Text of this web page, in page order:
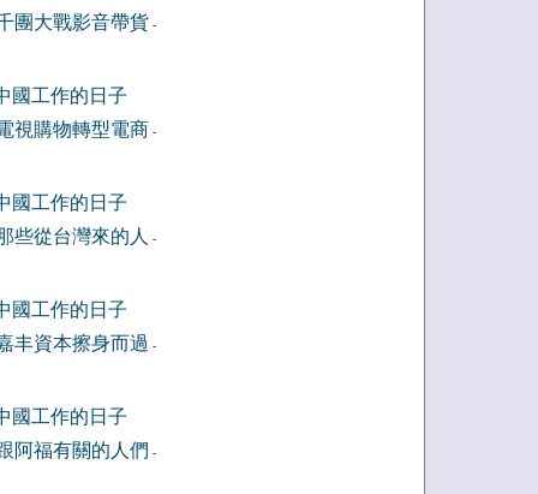
團大戰影音帶貨 -
國工作的日子
視購物轉型電商 -
國工作的日子
些從台灣來的人
-
國工作的日子
丰資本擦身而過 -
國工作的日子
阿福有關的人們 -